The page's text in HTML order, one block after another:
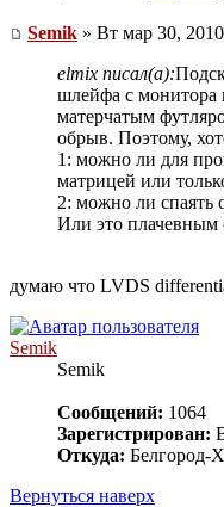
Semik » Вт мар 30,
elmix писал(а):
шлейфа с монитора
матерчатым
обрыв. Поэтому,
1: можно ли для
матрицей или
2: можно ли спаять
Или это плачевным
думаю что LVDS
Semik
Semik
Сообщений: 1064
Зарегистрирован:
Откуда: Белгород-
Вернуться наверх